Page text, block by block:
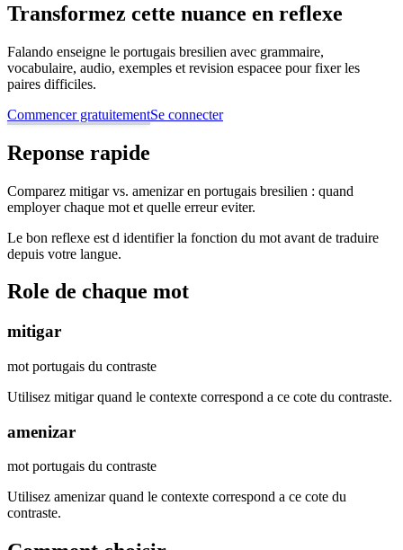
Transformez cette nuance en reflexe
Falando enseigne le portugais bresilien avec grammaire,
vocabulaire, audio, exemples et revision espacee pour fixer les
paires difficiles.
Commencer gratuitementSe connecter
Reponse rapide
Comparez mitigar vs. amenizar en portugais bresilien : quand
employer chaque mot et quelle erreur eviter.
Le bon reflexe est d identifier la fonction du mot avant de traduire
depuis votre langue.
Role de chaque mot
mitigar
mot portugais du contraste
Utilisez mitigar quand le contexte correspond a ce cote du contraste.
amenizar
mot portugais du contraste
Utilisez amenizar quand le contexte correspond a ce cote du
contraste.